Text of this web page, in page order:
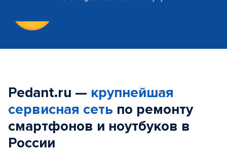
Pedant.ru — крупнейшая
сервисная сеть по ремонту
смартфонов и ноутбуков в
России